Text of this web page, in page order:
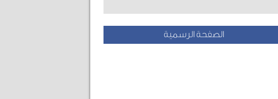
الصفحة الرسمية